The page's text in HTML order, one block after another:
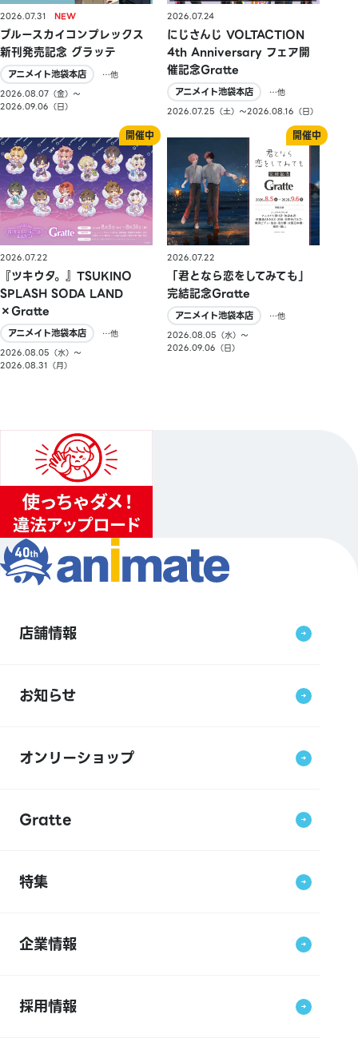
2026.07.31
ブルースカイコンプレックス
新刊発売記念 グラッテ
アニメイト池袋本店
…他
2026.08.07（金）〜
2026.09.06（日）
2026.07.24
にじさんじ VOLTACTION
4th Anniversary フェア開
催記念Gratte
アニメイト池袋本店
…他
2026.07.25（土）〜2026.08.16（日）
2026.07.22
『ツキウタ。』TSUKINO
SPLASH SODA LAND
×Gratte
アニメイト池袋本店
…他
2026.08.05（水）〜
2026.08.31（月）
2026.07.22
「君となら恋をしてみても」
完結記念Gratte
アニメイト池袋本店
…他
2026.08.05（水）〜
2026.09.06（日）
店舗情報
お知らせ
オンリーショップ
Gratte
特集
企業情報
採用情報